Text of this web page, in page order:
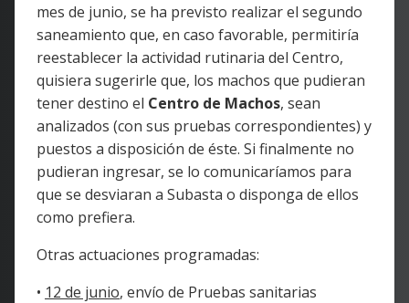
mes de junio, se ha previsto realizar el segundo
saneamiento que, en caso favorable, permitiría
reestablecer la actividad rutinaria del Centro,
quisiera sugerirle que, los machos que pudieran
tener destino el Centro de Machos, sean
analizados (con sus pruebas correspondientes) y
puestos a disposición de éste. Si finalmente no
pudieran ingresar, se lo comunicaríamos para
que se desviaran a Subasta o disponga de ellos
como prefiera.
Otras actuaciones programadas:
• 12 de junio, envío de Pruebas sanitarias